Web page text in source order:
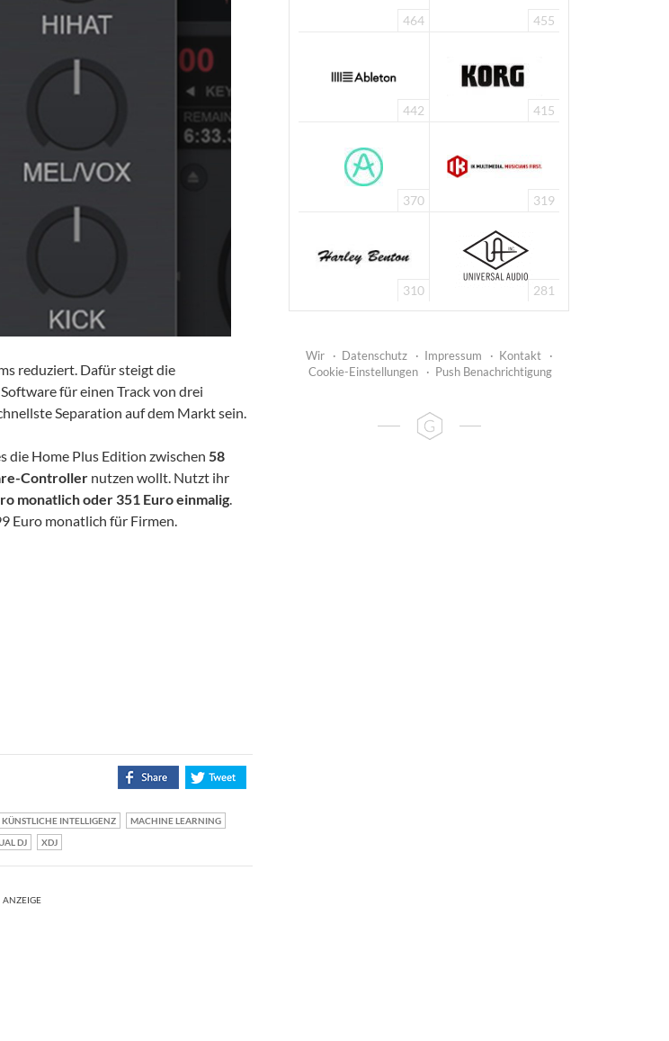
reduziert. Dafür steigt die
für einen Track von drei
Separation auf dem Markt sein.
die Home Plus Edition zwischen 58
Controller nutzen wollt. Nutzt ihr
monatlich oder 351 Euro einmalig.
Euro monatlich für Firmen.
KÜNSTLICHE INTELLIGENZ
MACHINE LEARNING
DJ XDJ
ANZEIGE
464 455
442 415
370 319
310 281
Wir · Datenschutz · Impressum · Kontakt
·
Cookie-Einstellungen
· Push Benachrichtigung